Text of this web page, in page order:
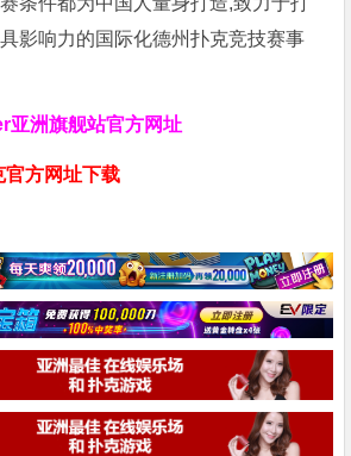
影响力的国际化德州扑克竞技赛事
亚洲旗舰站官方网址
官方网址下载